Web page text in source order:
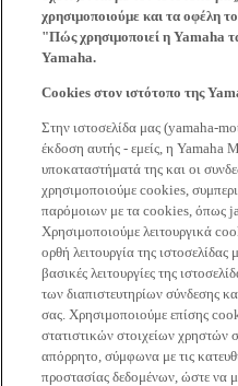
χρησιμοποιούμε και τα οφέλη
"Πώς χρησιμοποιεί η Yamaha
Yamaha.
Cookies στον ιστότοπο της
Στην ιστοσελίδα μας (yamaha-
έκδοση αυτής - εμείς, η Yamaha
υποκαταστήματά της και οι
χρησιμοποιούμε cookies,
παρόμοιων με τα cookies, όπως
Χρησιμοποιούμε λειτουργικά
ορθή λειτουργία της
βασικές λειτουργίες της
των διαπιστευτηρίων σύνδεσης
σας. Χρησιμοποιούμε επίσης
στατιστικών στοιχείων χρηστών
απόρρητο, σύμφωνα με τις
προστασίας δεδομένων, ώστε να